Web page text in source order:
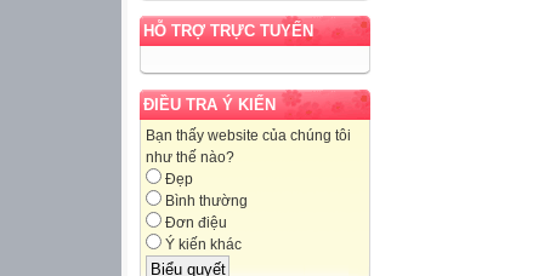
HỖ TRỢ TRỰC TUYẾN
ĐIỀU TRA Ý KIẾN
Bạn thấy website của chúng tôi
như thế nào?
Đẹp
Bình thường
Đơn điệu
Ý kiến khác